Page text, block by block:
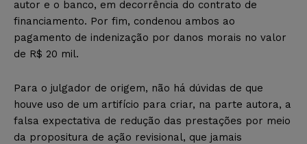
autor e o banco, em decorrência do contrato de
financiamento. Por fim, condenou ambos ao
pagamento de indenização por danos morais no valor
de R$ 20 mil.
Para o julgador de origem, não há dúvidas de que
houve uso de um artifício para criar, na parte autora, a
falsa expectativa de redução das prestações por meio
da propositura de ação revisional, que jamais